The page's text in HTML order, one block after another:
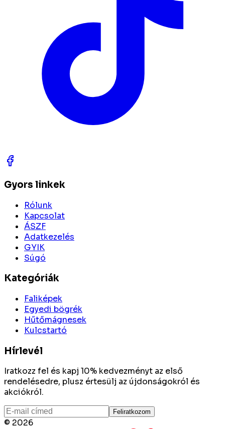
Gyors linkek
Rólunk
Kapcsolat
ÁSZF
Adatkezelés
GYIK
Súgó
Kategóriák
Faliképek
Egyedi bögrék
Hűtőmágnesek
Kulcstartó
Hírlevél
Iratkozz fel és kapj 10% kedvezményt az első
rendelésedre, plusz értesülj az újdonságokról és
akciókról.
Feliratkozom
© 2026